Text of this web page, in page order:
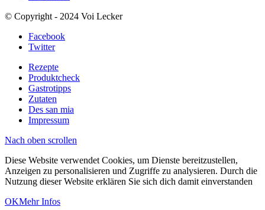
© Copyright - 2024 Voi Lecker
Facebook
Twitter
Rezepte
Produktcheck
Gastrotipps
Zutaten
Des san mia
Impressum
Nach oben scrollen
Diese Website verwendet Cookies, um Dienste bereitzustellen,
Anzeigen zu personalisieren und Zugriffe zu analysieren. Durch die
Nutzung dieser Website erklären Sie sich dich damit einverstanden
OKMehr Infos